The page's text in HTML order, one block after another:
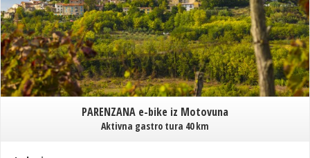
PARENZANA e-bike iz Motovuna
Aktivna gastro tura 40 km